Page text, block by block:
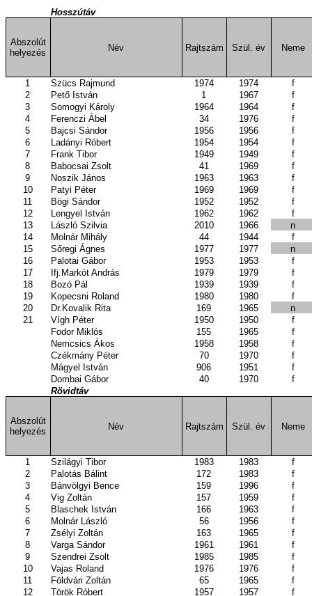
Hosszútáv
Abszolút
helyezés
Név Rajtszám Szül. év Neme
1 Szücs Rajmund 1974 1974
f
2
Pető István 1 1967
f
3
Somogyi Károly 1964 1964
f
4
Ferenczi Ábel 34 1976
f
5
Bajcsi Sándor 1956 1956
f
6
Ladányi Róbert 1954 1954
f
7
Frank Tibor 1949 1949
f
8
Babocsai Zsolt 41 1969
f
9
Noszik János 1963 1963
f
10
Patyi Péter 1969 1969
f
11
Bögi Sándor 1952 1952
f
12
Lengyel István 1962 1962
f
13
László Szilvia 2010 1966
n
14
Molnár Mihály 44 1944
f
15
Sőregi Ágnes 1977 1977
n
16
Palotai Gábor 1953 1953
f
17
Ifj.Markót András 1979 1979
f
18
Bozó Pál 1939 1939
f
19
Kopecsni Roland 1980 1980
f
20
Dr.Kovalik Rita 169 1965
n
21
Vígh Péter 1950 1950
f
Fodor Miklós
155 1965
f
Nemcsics Ákos
1958 1958
f
Czékmány Péter
70 1970
f
Mágyel István
906 1951
f
Dombai Gábor
40 1970
f
Rövidtáv
Abszolút
helyezés
Név Rajtszám Szül. év Neme
1 Szilágyi Tibor 1983 1983
f
2
Palotás Bálint 172 1983
f
3
Bánvölgyi Bence 159 1996
f
4
Vig Zoltán 157 1959
f
5
Blaschek István 166 1963
f
6
Molnár László 56 1956
f
7
Zsélyi Zoltán 163 1965
f
8
Varga Sándor 1961 1961
f
9
Szendrei Zsolt 1985 1985
f
10
Vajas Roland 1976 1976
f
11
Földvári Zoltán 65 1965
f
12
Török Róbert 1957 1957
f